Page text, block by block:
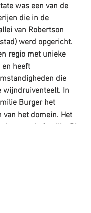
was een van de
die in de
van Robertson
werd opgericht.
regio met unieke
heeft
die
wijndruiventeelt. In
Burger het
van het domein. Het
van de familie. Dit